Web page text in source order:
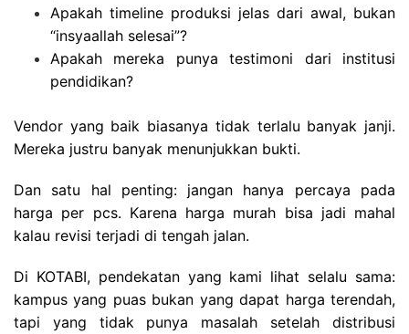
Apakah timeline produksi jelas dari awal, bukan
“insyaallah selesai”?
Apakah mereka punya testimoni dari institusi
pendidikan?
Vendor yang baik biasanya tidak terlalu banyak janji.
Mereka justru banyak menunjukkan bukti.
Dan satu hal penting: jangan hanya percaya pada
harga per pcs. Karena harga murah bisa jadi mahal
kalau revisi terjadi di tengah jalan.
Di KOTABI, pendekatan yang kami lihat selalu sama:
kampus yang puas bukan yang dapat harga terendah,
tapi yang tidak punya masalah setelah distribusi